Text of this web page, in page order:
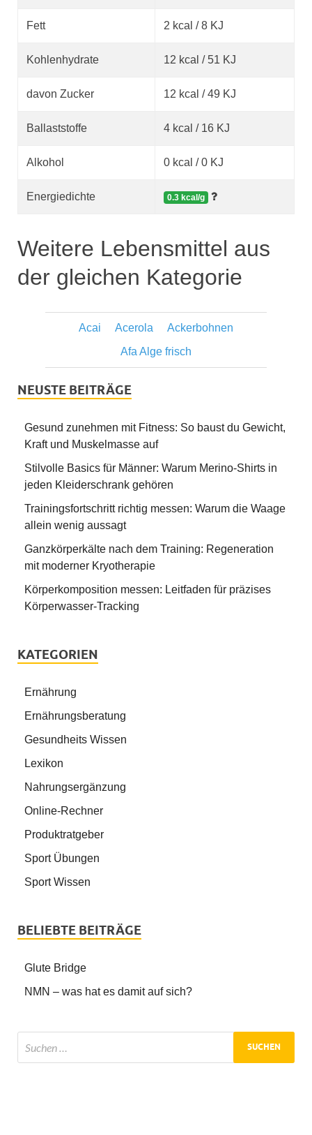
Fett 2 kcal / 8 KJ
Kohlenhydrate 12 kcal / 51 KJ
davon Zucker 12 kcal / 49 KJ
Ballaststoffe 4 kcal / 16 KJ
Alkohol 0 kcal / 0 KJ
Energiedichte 0.3 kcal/g
Weitere Lebensmittel aus
der gleichen Kategorie
Acai Acerola
Ackerbohnen
Afa Alge frisch
NEUSTE BEITRÄGE
Gesund zunehmen mit Fitness: So baust du Gewicht,
Kraft und Muskelmasse auf
Stilvolle Basics für Männer: Warum Merino-Shirts in
jeden Kleiderschrank gehören
Trainingsfortschritt richtig messen: Warum die Waage
allein wenig aussagt
Ganzkörperkälte nach dem Training: Regeneration
mit moderner Kryotherapie
Körperkomposition messen: Leitfaden für präzises
Körperwasser-Tracking
KATEGORIEN
Ernährung
Ernährungsberatung
Gesundheits Wissen
Lexikon
Nahrungsergänzung
Online-Rechner
Produktratgeber
Sport Übungen
Sport Wissen
BELIEBTE BEITRÄGE
Glute Bridge
NMN – was hat es damit auf sich?